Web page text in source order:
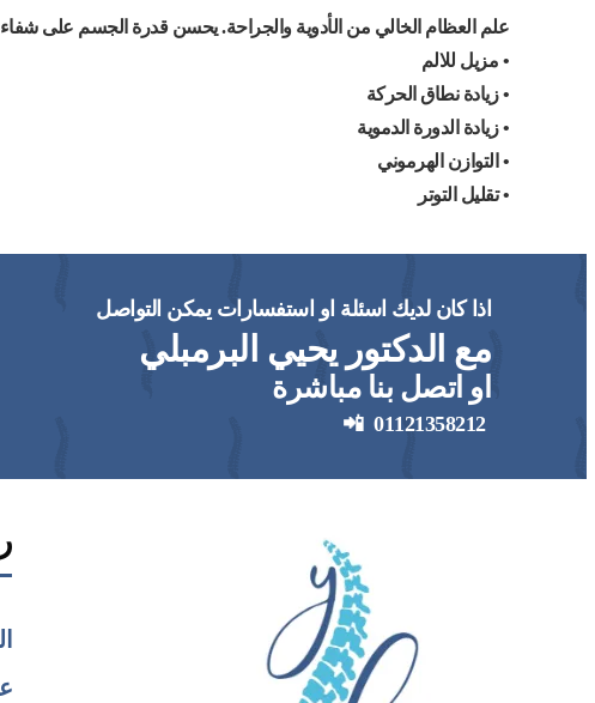
علم العظام الخالي من الأدوية والجراحة. يحسن قدرة الجسم على شفاء
• مزيل للالم
• زيادة نطاق الحركة
• زيادة الدورة الدموية
• التوازن الهرموني
• تقليل التوتر
اذا كان لديك اسئلة او استفسارات يمكن التواصل
مع الدكتور يحيي البرمبلي
او اتصل بنا مباشرة
01121358212
📲